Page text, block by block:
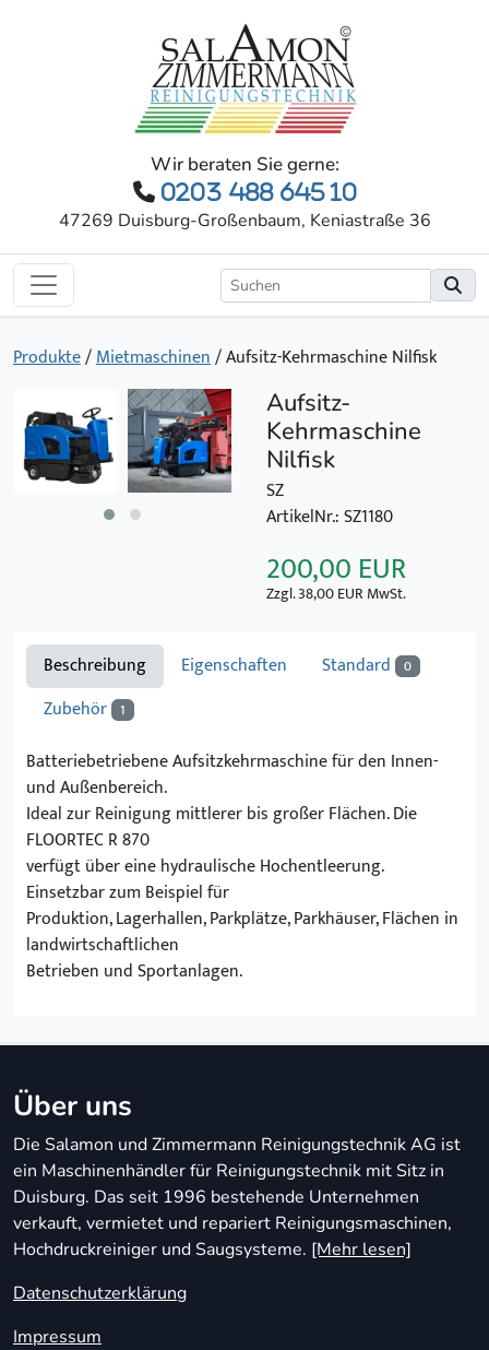
Wir beraten Sie gerne:
0203 488 645 10
47269 Duisburg-Großenbaum, Keniastraße 36
Produkte/Mietmaschinen/Aufsitz-Kehrmaschine Nilfisk
Aufsitz-
Kehrmaschine
Nilfisk
SZ
ArtikelNr.: SZ1180
200,00 EUR
Zzgl. 38,00 EUR MwSt.
Beschreibung Eigenschaften Standard 0
Zubehör 1
Batteriebetriebene Aufsitzkehrmaschine für den Innen-
und Außenbereich.
Ideal zur Reinigung mittlerer bis großer Flächen. Die
FLOORTEC R 870
verfügt über eine hydraulische Hochentleerung.
Einsetzbar zum Beispiel für
Produktion, Lagerhallen, Parkplätze, Parkhäuser, Flächen in
landwirtschaftlichen
Betrieben und Sportanlagen.
Über uns
Die Salamon und Zimmermann Reinigungstechnik AG ist
ein Maschinenhändler für Reinigungstechnik mit Sitz in
Duisburg. Das seit 1996 bestehende Unternehmen
verkauft, vermietet und repariert Reinigungsmaschinen,
Hochdruckreiniger und Saugsysteme. [Mehr lesen]
Datenschutzerklärung
Impressum